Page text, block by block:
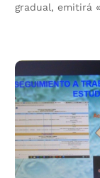
gradual, emitirá